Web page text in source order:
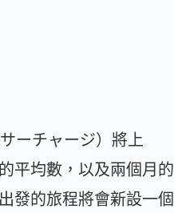
ーチャージ）將上
平均數，以及兩個月的
發的旅程將會新設一個